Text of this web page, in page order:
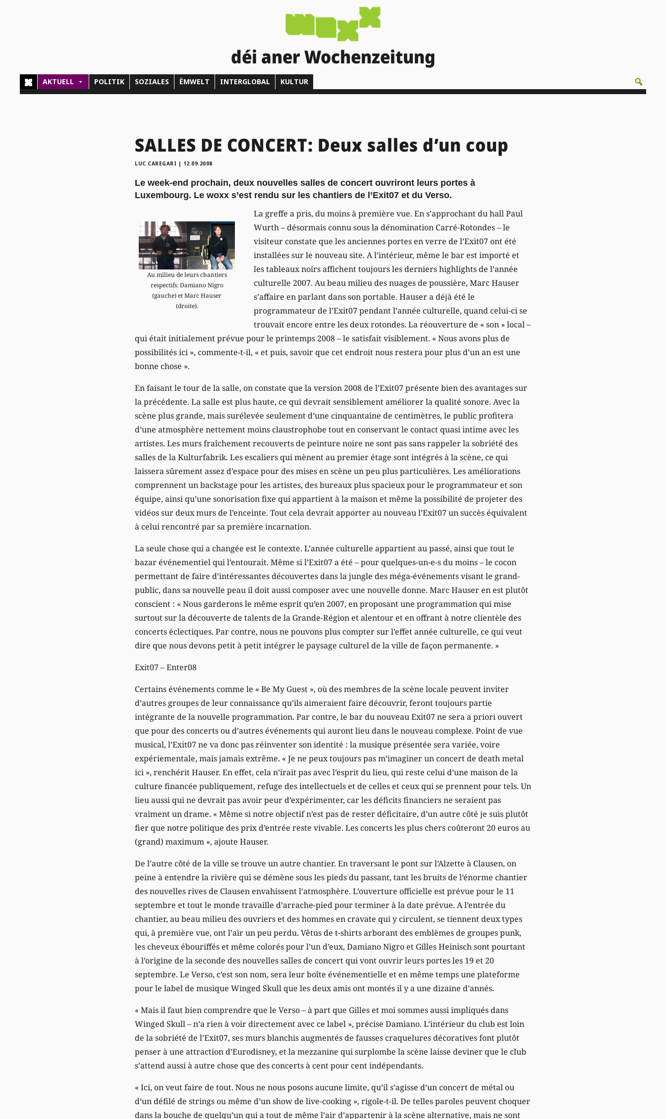
déi aner Wochenzeitung
AKTUELL POLITIK SOZIALES ËMWELT INTERGLOBAL KULTUR
SALLES DE CONCERT: Deux salles d’un coup
LUC CAREGARI | 12.09.2008
Le week-end prochain, deux nouvelles salles de concert ouvriront leurs portes à
Luxembourg. Le woxx s’est rendu sur les chantiers de l’Exit07 et du Verso.
Au milieu de leurs chantiers
respectifs: Damiano Nigro
(gauche) et Marc Hauser
(droite).
La greffe a pris, du moins à première vue. En s’approchant du hall Paul
Wurth – désormais connu sous la dénomination Carré-Rotondes – le
visiteur constate que les anciennes portes en verre de l’Exit07 ont été
installées sur le nouveau site. A l’intérieur, même le bar est importé et
les tableaux noirs affichent toujours les derniers highlights de l’année
culturelle 2007. Au beau milieu des nuages de poussière, Marc Hauser
s’affaire en parlant dans son portable. Hauser a déjà été le
programmateur de l’Exit07 pendant l’année culturelle, quand celui-ci se
trouvait encore entre les deux rotondes. La réouverture de « son » local –
qui était initialement prévue pour le printemps 2008 – le satisfait visiblement. « Nous avons plus de
possibilités ici », commente-t-il, « et puis, savoir que cet endroit nous restera pour plus d’un an est une
bonne chose ».
En faisant le tour de la salle, on constate que la version 2008 de l’Exit07 présente bien des avantages sur
la précédente. La salle est plus haute, ce qui devrait sensiblement améliorer la qualité sonore. Avec la
scène plus grande, mais surélevée seulement d’une cinquantaine de centimètres, le public profitera
d’une atmosphère nettement moins claustrophobe tout en conservant le contact quasi intime avec les
artistes. Les murs fraîchement recouverts de peinture noire ne sont pas sans rappeler la sobriété des
salles de la Kulturfabrik. Les escaliers qui mènent au premier étage sont intégrés à la scène, ce qui
laissera sûrement assez d’espace pour des mises en scène un peu plus particulières. Les améliorations
comprennent un backstage pour les artistes, des bureaux plus spacieux pour le programmateur et son
équipe, ainsi qu’une sonorisation fixe qui appartient à la maison et même la possibilité de projeter des
vidéos sur deux murs de l’enceinte. Tout cela devrait apporter au nouveau l’Exit07 un succès équivalent
à celui rencontré par sa première incarnation.
La seule chose qui a changée est le contexte. L’année culturelle appartient au passé, ainsi que tout le
bazar événementiel qui l’entourait. Même si l’Exit07 a été – pour quelques-un-e-s du moins – le cocon
permettant de faire d’intéressantes découvertes dans la jungle des méga-événements visant le grand-
public, dans sa nouvelle peau il doit aussi composer avec une nouvelle donne. Marc Hauser en est plutôt
conscient : « Nous garderons le même esprit qu’en 2007, en proposant une programmation qui mise
surtout sur la découverte de talents de la Grande-Région et alentour et en offrant à notre clientèle des
concerts éclectiques. Par contre, nous ne pouvons plus compter sur l’effet année culturelle, ce qui veut
dire que nous devons petit à petit intégrer le paysage culturel de la ville de façon permanente. »
Exit07 – Enter08
Certains événements comme le « Be My Guest », où des membres de la scène locale peuvent inviter
d’autres groupes de leur connaissance qu’ils aimeraient faire découvrir, feront toujours partie
intégrante de la nouvelle programmation. Par contre, le bar du nouveau Exit07 ne sera a priori ouvert
que pour des concerts ou d’autres événements qui auront lieu dans le nouveau complexe. Point de vue
musical, l’Exit07 ne va donc pas réinventer son identité : la musique présentée sera variée, voire
expériementale, mais jamais extrême. « Je ne peux toujours pas m’imaginer un concert de death metal
ici », renchérit Hauser. En effet, cela n’irait pas avec l’esprit du lieu, qui reste celui d’une maison de la
culture financée publiquement, refuge des intellectuels et de celles et ceux qui se prennent pour tels. Un
lieu aussi qui ne devrait pas avoir peur d’expérimenter, car les déficits financiers ne seraient pas
vraiment un drame. « Même si notre objectif n’est pas de rester déficitaire, d’un autre côté je suis plutôt
fier que notre politique des prix d’entrée reste vivable. Les concerts les plus chers coûteront 20 euros au
(grand) maximum », ajoute Hauser.
De l’autre côté de la ville se trouve un autre chantier. En traversant le pont sur l’Alzette à Clausen, on
peine à entendre la rivière qui se démène sous les pieds du passant, tant les bruits de l’énorme chantier
des nouvelles rives de Clausen envahissent l’atmosphère. L’ouverture officielle est prévue pour le 11
septembre et tout le monde travaille d’arrache-pied pour terminer à la date prévue. A l’entrée du
chantier, au beau milieu des ouvriers et des hommes en cravate qui y circulent, se tiennent deux types
qui, à première vue, ont l’air un peu perdu. Vêtus de t-shirts arborant des emblèmes de groupes punk,
les cheveux ébouriffés et même colorés pour l’un d’eux, Damiano Nigro et Gilles Heinisch sont pourtant
à l’origine de la seconde des nouvelles salles de concert qui vont ouvrir leurs portes les 19 et 20
septembre. Le Verso, c’est son nom, sera leur boîte événementielle et en même temps une plateforme
pour le label de musique Winged Skull que les deux amis ont montés il y a une dizaine d’annés.
« Mais il faut bien comprendre que le Verso – à part que Gilles et moi sommes aussi impliqués dans
Winged Skull – n’a rien à voir directement avec ce label », précise Damiano. L’intérieur du club est loin
de la sobriété de l’Exit07, ses murs blanchis augmentés de fausses craquelures décoratives font plutôt
penser à une attraction d’Eurodisney, et la mezzanine qui surplombe la scène laisse deviner que le club
s’attend aussi à autre chose que des concerts à cent pour cent indépendants.
« Ici, on veut faire de tout. Nous ne nous posons aucune limite, qu’il s’agisse d’un concert de métal ou
d’un défilé de strings ou même d’un show de live-cooking », rigole-t-il. De telles paroles peuvent choquer
dans la bouche de quelqu’un qui a tout de même l’air d’appartenir à la scène alternative, mais ne sont